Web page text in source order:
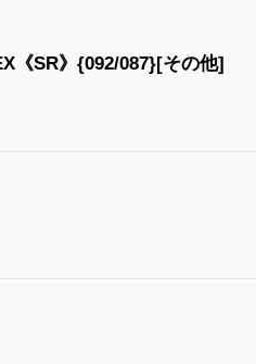
《SR》{092/087}[その他]